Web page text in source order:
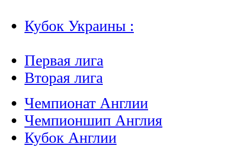
Кубок Украины :
Первая лига
Вторая лига
Чемпионат Англии
Чемпионшип Англия
Кубок Англии